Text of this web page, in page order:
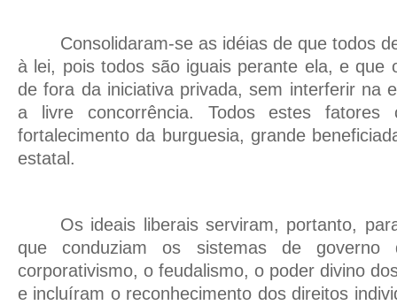
Consolidaram-se as idéias de que todos
à lei, pois todos são iguais perante ela, e que
de fora da iniciativa privada, sem interferir na
a livre concorrência. Todos estes fatores
fortalecimento da burguesia, grande
estatal.
Os ideais liberais serviram, portanto,
que conduziam os sistemas de
corporativismo, o feudalismo, o poder divino
e incluíram o reconhecimento dos direitos